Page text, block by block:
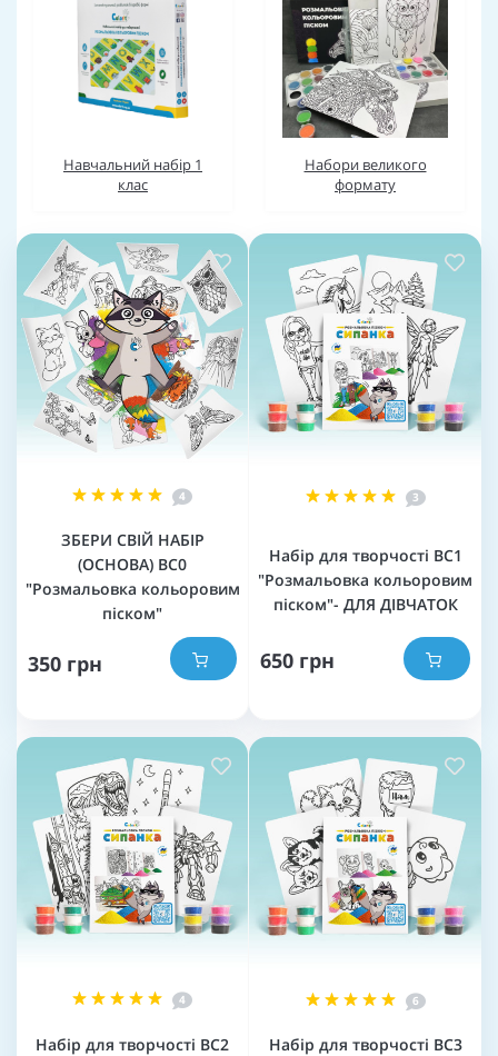
Навчальний набір 1
клас
Набори великого
формату
4
ЗБЕРИ СВІЙ НАБІР
(ОСНОВА) BC0
"Розмальовка кольоровим
піском"
350 грн
3
Набір для творчості BC1
"Розмальовка кольоровим
піском"- ДЛЯ ДІВЧАТОК
650 грн
4
Набір для творчості BC2
6
Набір для творчості BC3